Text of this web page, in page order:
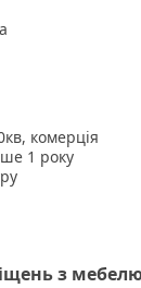
зекономити
ведення бізнесу.
комерція
1 року
з